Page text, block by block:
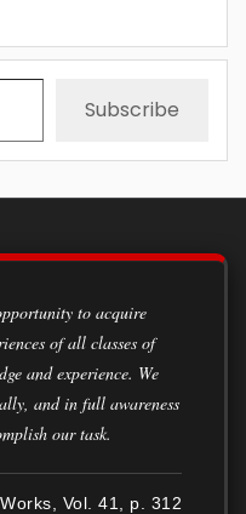
Subscribe
of all classes of
and experience. We
and in full awareness
our task.
Vol. 41, p. 312